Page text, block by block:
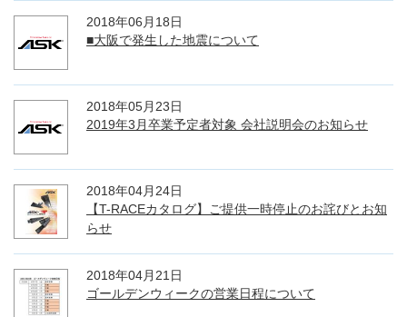
2018年06月18日
■大阪で発生した地震について
2018年05月23日
2019年3月卒業予定者対象 会社説明会のお知らせ
2018年04月24日
【T-RACEカタログ】ご提供一時停止のお詫びとお知
らせ
2018年04月21日
ゴールデンウィークの営業日程について